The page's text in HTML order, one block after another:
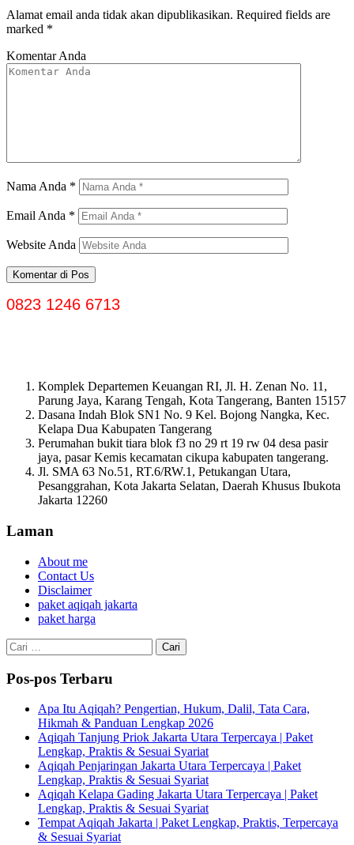
Alamat email anda tidak akan dipublikasikan. Required fields are
marked *
Komentar Anda
Nama Anda *
Email Anda *
Website Anda
0823 1246 6713
Komplek Departemen Keuangan RI, Jl. H. Zenan No. 11,
Parung Jaya, Karang Tengah, Kota Tangerang, Banten 15157
Dasana Indah Blok SN1 No. 9 Kel. Bojong Nangka, Kec.
Kelapa Dua Kabupaten Tangerang
Perumahan bukit tiara blok f3 no 29 rt 19 rw 04 desa pasir
jaya, pasar Kemis kecamatan cikupa kabupaten tangerang.
Jl. SMA 63 No.51, RT.6/RW.1, Petukangan Utara,
Pesanggrahan, Kota Jakarta Selatan, Daerah Khusus Ibukota
Jakarta 12260
Laman
About me
Contact Us
Disclaimer
paket aqiqah jakarta
paket harga
Cari
untuk:
Pos-pos Terbaru
Apa Itu Aqiqah? Pengertian, Hukum, Dalil, Tata Cara,
Hikmah & Panduan Lengkap 2026
Aqiqah Tanjung Priok Jakarta Utara Terpercaya | Paket
Lengkap, Praktis & Sesuai Syariat
Aqiqah Penjaringan Jakarta Utara Terpercaya | Paket
Lengkap, Praktis & Sesuai Syariat
Aqiqah Kelapa Gading Jakarta Utara Terpercaya | Paket
Lengkap, Praktis & Sesuai Syariat
Tempat Aqiqah Jakarta | Paket Lengkap, Praktis, Terpercaya
& Sesuai Syariat